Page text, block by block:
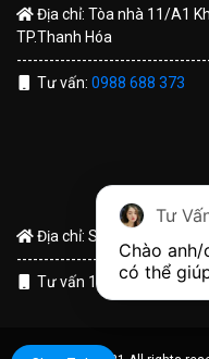
Địa chỉ: Tòa nhà 11/A1
TP.Thanh Hóa
Tư vấn: 0988 688 373
Địa chỉ: Số 191 Hùng
Tư vấn 1:
0988 688 373
Tư
Chào
có thể